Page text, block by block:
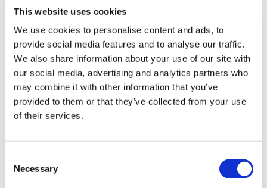
This website uses cookies
We use cookies to personalise content and ads, to
provide social media features and to analyse our traffic.
We also share information about your use of our site with
our social media, advertising and analytics partners who
may combine it with other information that you’ve
provided to them or that they’ve collected from your use
of their services.
Selection
Necessary
registrierten Reiseagentur der Gruppe A (Zertifikatsnummer:
Alle Behandlungen werden von einer im
Gesundheitstourismus zertifizierten Gesundheitseinrichtung
durchgeführt.
Über uns
Wie es Funktioniert
Vor-Op Leitfaden
Autoren & Gutachter
Blog